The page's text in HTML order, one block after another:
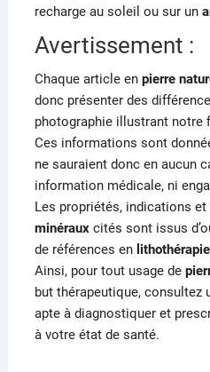
recharge au soleil ou sur un
Avertissement :
Chaque article enpierre
donc présenter des
photographie illustrant notre
Ces informations sont
ne sauraient donc en aucun
information médicale, ni
Les propriétés, indications
minérauxcités sont issus
de références en
Ainsi, pour tout usage de
but thérapeutique, consultez
apte à diagnostiquer et
à votre état de santé.